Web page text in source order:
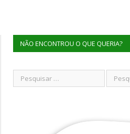
NÃO ENCONTROU O QUE QUERIA?